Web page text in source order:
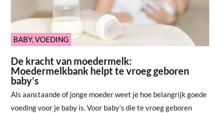
BABY,VOEDING
De kracht van moedermelk:
Moedermelkbank helpt te vroeg geboren
baby’s
Als aanstaande of jonge moeder weet je hoe belangrijk goede
voeding voor je baby is. Voor baby’s die te vroeg geboren